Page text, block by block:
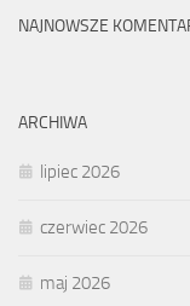
NAJNOWSZE
ARCHIWA
lipiec 2026
czerwiec 2026
maj 2026